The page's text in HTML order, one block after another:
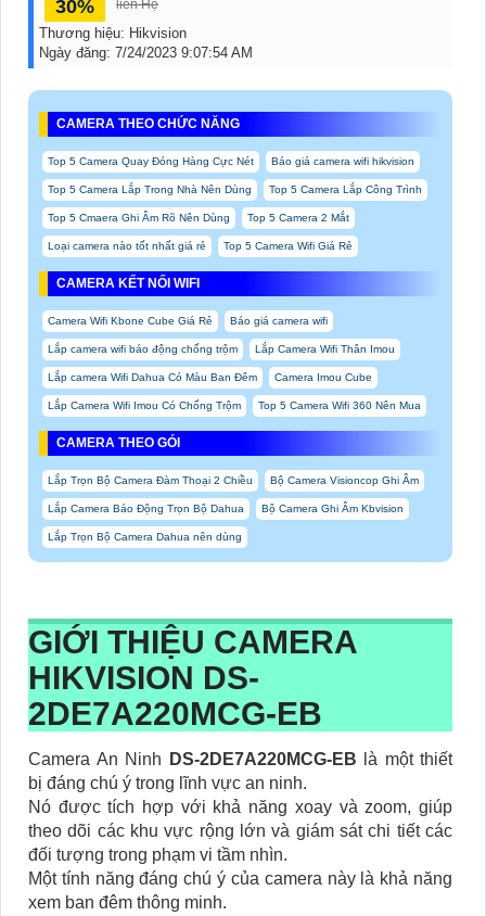
30% liên Hệ
Thương hiệu: Hikvision
Ngày đăng: 7/24/2023 9:07:54 AM
CAMERA THEO CHỨC NĂNG
Top 5 Camera Quay Đóng Hàng Cực Nét Báo giá camera wifi hikvision
Top 5 Camera Lắp Trong Nhà Nên Dùng Top 5 Camera Lắp Công Trình
Top 5 Cmaera Ghi Âm Rõ Nên Dùng Top 5 Camera 2 Mắt
Loại camera nào tốt nhất giá rẻ Top 5 Camera Wifi Giá Rẻ
CAMERA KẾT NỐI WIFI
Camera Wifi Kbone Cube Giá Rẻ Báo giá camera wifi
Lắp camera wifi báo động chống trộm Lắp Camera Wifi Thân Imou
Lắp camera Wifi Dahua Có Màu Ban Đêm Camera Imou Cube
Lắp Camera Wifi Imou Có Chống Trộm Top 5 Camera Wifi 360 Nên Mua
CAMERA THEO GÓI
Lắp Trọn Bộ Camera Đàm Thoại 2 Chiều Bộ Camera Visioncop Ghi Âm
Lắp Camera Báo Động Trọn Bộ Dahua Bộ Camera Ghi Âm Kbvision
Lắp Trọn Bộ Camera Dahua nên dùng
GIỚI THIỆU CAMERA
HIKVISION DS-
2DE7A220MCG-EB
Camera An Ninh DS-2DE7A220MCG-EB là một thiết
bị đáng chú ý trong lĩnh vực an ninh.
Nó được tích hợp với khả năng xoay và zoom, giúp
theo dõi các khu vực rộng lớn và giám sát chi tiết các
đối tượng trong phạm vi tầm nhìn.
Một tính năng đáng chú ý của camera này là khả năng
xem ban đêm thông minh.